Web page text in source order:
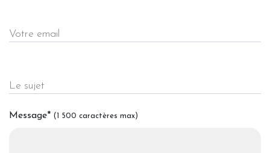
Votre email
Le sujet
Message* (1 500 caractères max)